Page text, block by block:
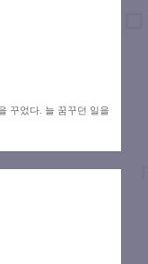
꾸었다. 늘 꿈꾸던 일을